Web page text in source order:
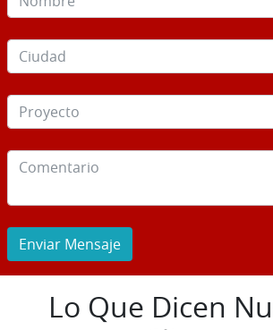
Enviar Mensaje
Lo Que Dicen